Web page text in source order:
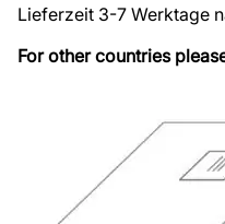
Lieferzeit 3-7 Werktage
For other countries